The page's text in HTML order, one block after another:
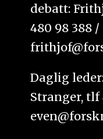
debatt:
480 98 388 /
Daglig
Stranger, tlf